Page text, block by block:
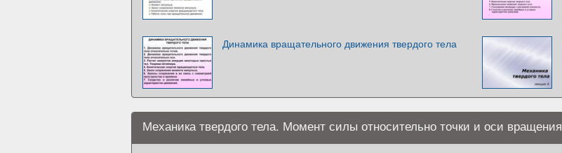
Динамика вращательного движения твердого тела
Механика твердого тела. Момент силы относительно точки и оси вращения